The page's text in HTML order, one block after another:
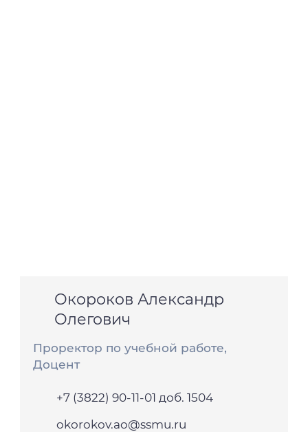
Окороков Александр
Олегович
Проректор по учебной работе,
Доцент
+7 (3822) 90-11-01 доб. 1504
okorokov.ao@ssmu.ru